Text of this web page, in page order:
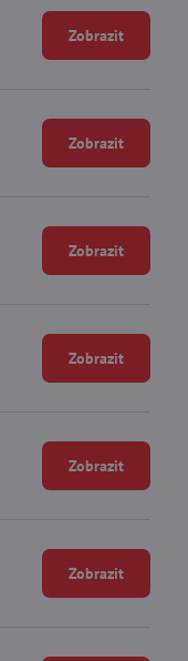
Zobrazit
Zobrazit
Zobrazit
Zobrazit
Zobrazit
Zobrazit